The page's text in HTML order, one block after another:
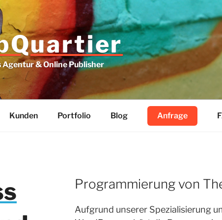
Agentur & Online Publisher
Kunden Portfolio Blog Anfrage
Programmierung von
Aufgrund unserer Spezialisierung